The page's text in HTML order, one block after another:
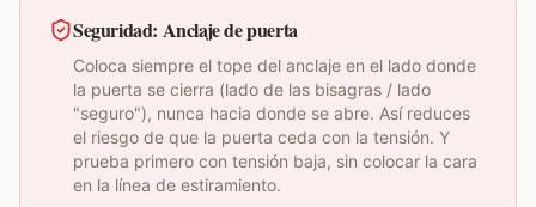
Seguridad: Anclaje de puerta
Coloca siempre el tope del anclaje en el lado donde
la puerta se cierra (lado de las bisagras / lado
"seguro"), nunca hacia donde se abre. Así reduces
el riesgo de que la puerta ceda con la tensión. Y
prueba primero con tensión baja, sin colocar la cara
en la línea de estiramiento.